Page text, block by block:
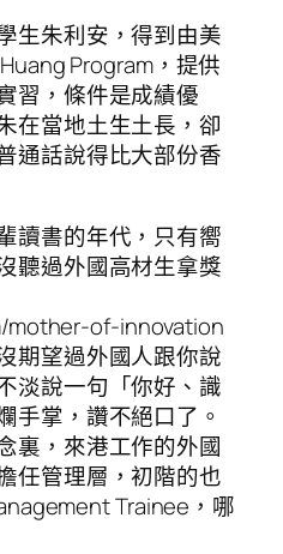
生朱利安，得到由美
Program，提供
習，條件是成績優
在當地土生土長，卻
通話說得比大部份香
讀書的年代，只有嚮
聽過外國高材生拿獎
mother-of-innovation
期望過外國人跟你說
淡說一句「你好、識
手掌，讚不絕口了。
裏，來港工作的外國
任管理層，初階的也
Trainee，哪